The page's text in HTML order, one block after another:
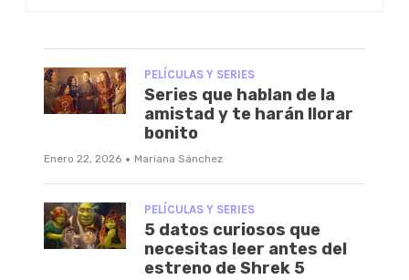
PELÍCULAS Y SERIES
Series que hablan de la
amistad y te harán llorar
bonito
Enero 22, 2026 · Mariana Sánchez
PELÍCULAS Y SERIES
5 datos curiosos que
necesitas leer antes del
estreno de Shrek 5